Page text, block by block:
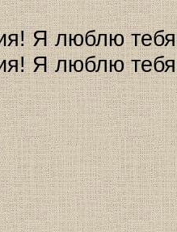
Я люблю
Я люблю